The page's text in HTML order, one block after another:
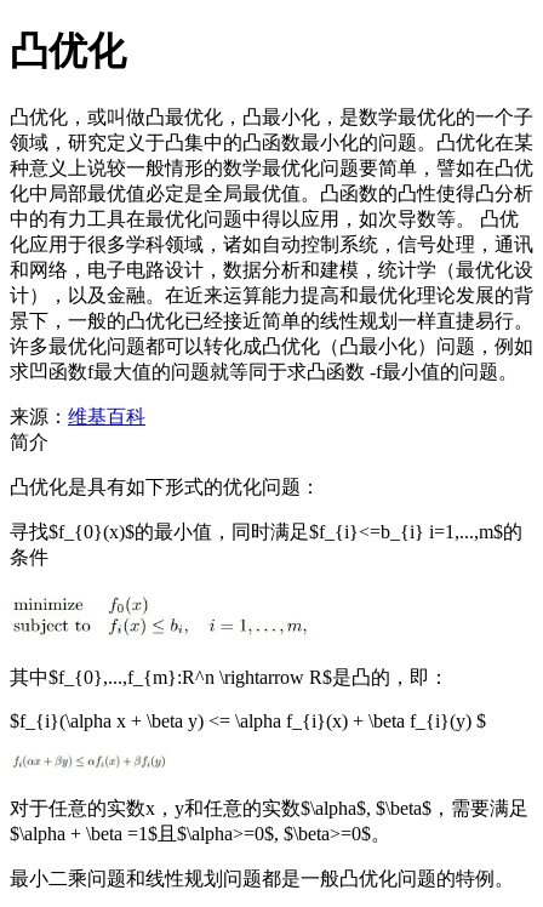
凸优化
凸优化，或叫做凸最优化，凸最小化，是数学最优化的一个子
领域，研究定义于凸集中的凸函数最小化的问题。凸优化在某
种意义上说较一般情形的数学最优化问题要简单，譬如在凸优
化中局部最优值必定是全局最优值。凸函数的凸性使得凸分析
中的有力工具在最优化问题中得以应用，如次导数等。 凸优
化应用于很多学科领域，诸如自动控制系统，信号处理，通讯
和网络，电子电路设计，数据分析和建模，统计学（最优化设
计），以及金融。在近来运算能力提高和最优化理论发展的背
景下，一般的凸优化已经接近简单的线性规划一样直捷易行。
许多最优化问题都可以转化成凸优化（凸最小化）问题，例如
求凹函数f最大值的问题就等同于求凸函数 -f最小值的问题。
来源： 维基百科
简介
凸优化是具有如下形式的优化问题：
寻找$f_{0}(x)$的最小值，同时满足$f_{i}<=b_{i} i=1,...,m$的
条件
其中$f_{0},...,f_{m}:R^n \rightarrow R$是凸的，即：
$f_{i}(\alpha x + \beta y) <= \alpha f_{i}(x) + \beta f_{i}(y) $
对于任意的实数x ， y和任意的实数$\alpha$, $\beta$ ，需要满足
$\alpha + \beta =1$ 且 $\alpha>=0$, $\beta>=0$。
最小二乘问题和线性规划问题都是一般凸优化问题的特例。